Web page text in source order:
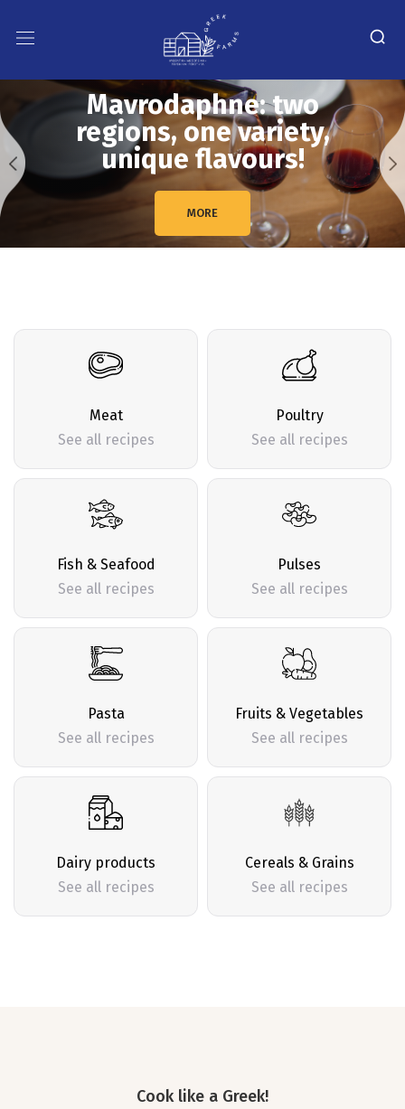
Mavrodaphne: two
regions, one variety,
unique flavours!
MORE
Meat
See all recipes
Poultry
See all recipes
Fish & Seafood
See all recipes
Pulses
See all recipes
Pasta
See all recipes
Fruits & Vegetables
See all recipes
Dairy products
See all recipes
Cereals & Grains
See all recipes
Cook like a Greek!